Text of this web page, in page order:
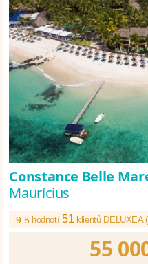
Constance Belle
Maurícius
9.5 hodnotí51klientů DELUXEA (
55